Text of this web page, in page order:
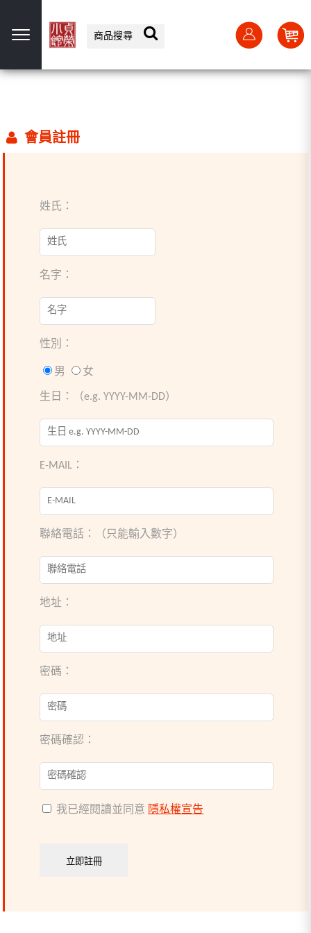
會員註冊
姓氏：
名字：
性別：
男 女
生日：（e.g. YYYY-MM-DD）
E-MAIL：
聯絡電話：（只能輸入數字）
地址：
密碼：
密碼確認：
我已經閱讀並同意 隱私權宣告